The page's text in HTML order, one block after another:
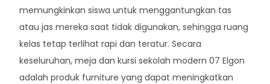
memungkinkan siswa untuk menggantungkan tas
atau jas mereka saat tidak digunakan, sehingga ruang
kelas tetap terlihat rapi dan teratur. Secara
keseluruhan, meja dan kursi sekolah modern 07 Elgon
adalah produk furniture yang dapat meningkatkan